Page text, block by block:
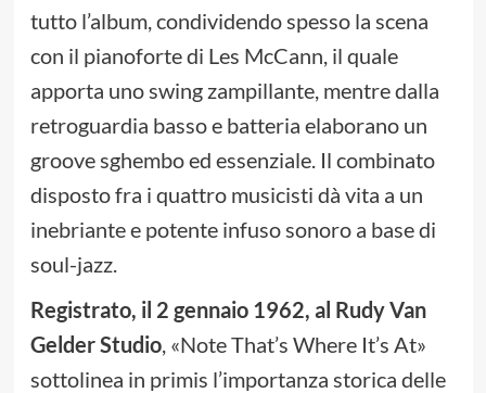
tutto l’album, condividendo spesso la scena
con il pianoforte di Les McCann, il quale
apporta uno swing zampillante, mentre dalla
retroguardia basso e batteria elaborano un
groove sghembo ed essenziale. Il combinato
disposto fra i quattro musicisti dà vita a un
inebriante e potente infuso sonoro a base di
soul-jazz.
Registrato, il 2 gennaio 1962, al Rudy Van
Gelder Studio, «Note That’s Where It’s At»
sottolinea in primis l’importanza storica delle